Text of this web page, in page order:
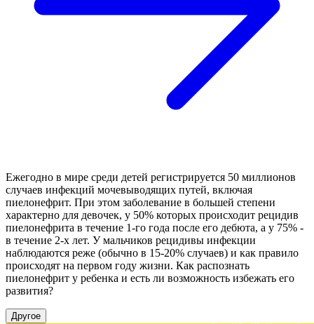
Ежегодно в мире среди детей регистрируется 50 миллионов
случаев инфекций мочевыводящих путей, включая
пиелонефрит. При этом заболевание в большей степени
характерно для девочек, у 50% которых происходит рецидив
пиелонефрита в течение 1-го года после его дебюта, а у 75% -
в течение 2-х лет. У мальчиков рецидивы инфекции
наблюдаются реже (обычно в 15-20% случаев) и как правило
происходят на первом году жизни. Как распознать
пиелонефрит у ребенка и есть ли возможность избежать его
развития?
Другое